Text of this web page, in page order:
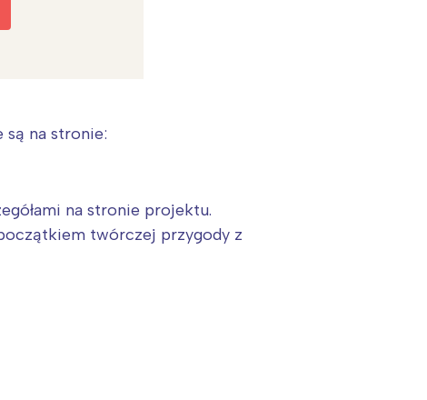
są na stronie:
na stronie projektu.
twórczej przygody z